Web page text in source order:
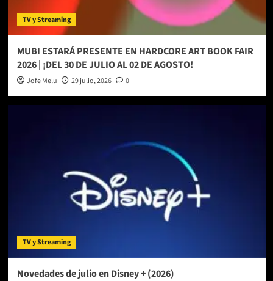
TV y Streaming
MUBI ESTARÁ PRESENTE EN HARDCORE ART BOOK FAIR
2026 | ¡DEL 30 DE JULIO AL 02 DE AGOSTO!
Jofe Melu 29 julio, 2026 0
TV y Streaming
Novedades de julio en Disney + (2026)